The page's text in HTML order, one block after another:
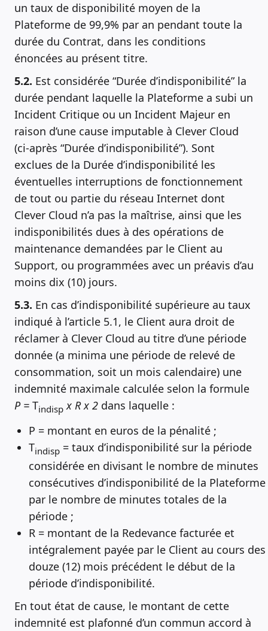
un taux de disponibilité moyen de la
Plateforme de 99,9% par an pendant toute la
durée du Contrat, dans les conditions
énoncées au présent titre.
5.2. Est considérée “Durée d’indisponibilité” la
durée pendant laquelle la Plateforme a subi un
Incident Critique ou un Incident Majeur en
raison d’une cause imputable à Clever Cloud
(ci-après “Durée d’indisponibilité”). Sont
exclues de la Durée d’indisponibilité les
éventuelles interruptions de fonctionnement
de tout ou partie du réseau Internet dont
Clever Cloud n’a pas la maîtrise, ainsi que les
indisponibilités dues à des opérations de
maintenance demandées par le Client au
Support, ou programmées avec un préavis d’au
moins dix (10) jours.
5.3. En cas d’indisponibilité supérieure au taux
indiqué à l’article 5.1, le Client aura droit de
réclamer à Clever Cloud au titre d’une période
donnée (a minima une période de relevé de
consommation, soit un mois calendaire) une
indemnité maximale calculée selon la formule
P = Tindisp x R x 2 dans laquelle :
P = montant en euros de la pénalité ;
Tindisp = taux d’indisponibilité sur la période
considérée en divisant le nombre de minutes
consécutives d’indisponibilité de la Plateforme
par le nombre de minutes totales de la
période ;
R = montant de la Redevance facturée et
intégralement payée par le Client au cours des
douze (12) mois précédent le début de la
période d’indisponibilité.
En tout état de cause, le montant de cette
indemnité est plafonné d’un commun accord à